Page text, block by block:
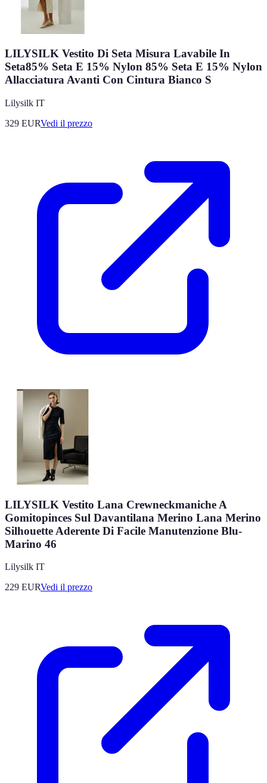
LILYSILK Vestito Di Seta Misura Lavabile In
Seta85% Seta E 15% Nylon 85% Seta E 15% Nylon
Allacciatura Avanti Con Cintura Bianco S
Lilysilk IT
329 EURVedi il prezzo
LILYSILK Vestito Lana Crewneckmaniche A
Gomitopinces Sul Davantilana Merino Lana Merino
Silhouette Aderente Di Facile Manutenzione Blu-
Marino 46
Lilysilk IT
229 EURVedi il prezzo